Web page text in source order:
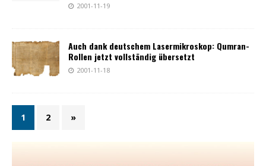
2001-11-19
Auch dank deutschem Lasermikroskop: Qumran-
Rollen jetzt vollständig übersetzt
2001-11-18
1 2 »